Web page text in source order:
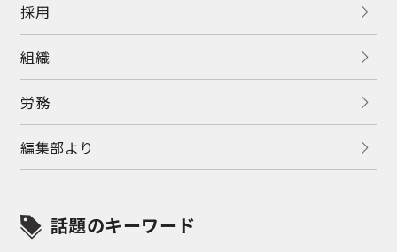
採用
組織
労務
編集部より
話題のキーワード